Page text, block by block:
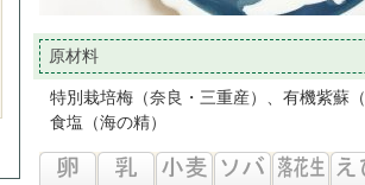
原材料
特別栽培梅（奈良・三重産）、有機紫蘇（
食塩（海の精）